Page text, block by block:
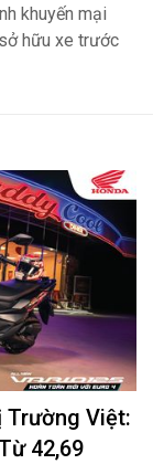
khuyến mại
hữu xe trước
Trường Việt:
42,69